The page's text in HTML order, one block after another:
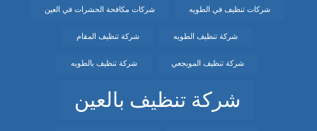
شركات تنظيف في الطويه شركات مكافحة الحشرات في العين
شركة تنظيف الطويه شركة تنظيف المقام
شركة تنظيف المويجعي شركة تنظيف بالطويه
شركة تنظيف بالعين